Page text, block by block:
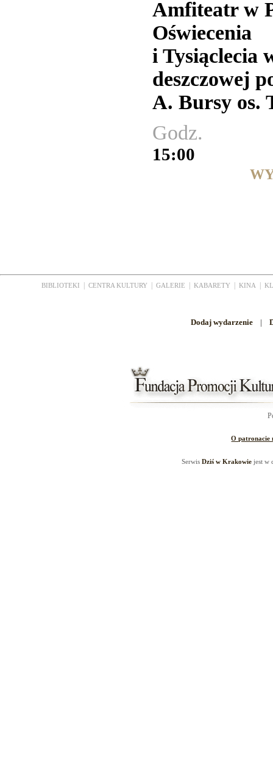
Amfiteatr w
Oświecenia
i Tysiąclecia
deszczowej
A. Bursy os.
Godz.
15:00
BIBLIOTEKI CENTRA KULTURY GALERIE KABARETY KINA
Dodaj wydarzenie |
O patronacie
SerwisDziś w Krakowie jest w